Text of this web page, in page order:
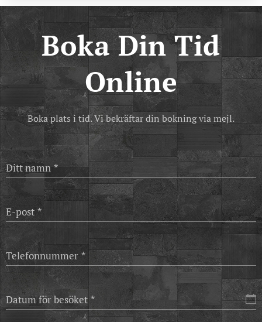
Boka Din Tid
Online
Boka plats i tid. Vi bekräftar din bokning via mejl.
Ditt namn
E-post
Telefonnummer
Datum för besöket